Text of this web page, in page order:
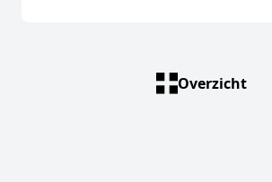
Overzicht